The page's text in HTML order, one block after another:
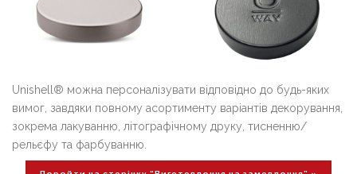
Unishell® можна персоналізувати відповідно до будь-яких
вимог, завдяки повному асортименту варіантів декорування,
зокрема лакуванню, літографічному друку, тисненню/
рельєфу та фарбуванню.